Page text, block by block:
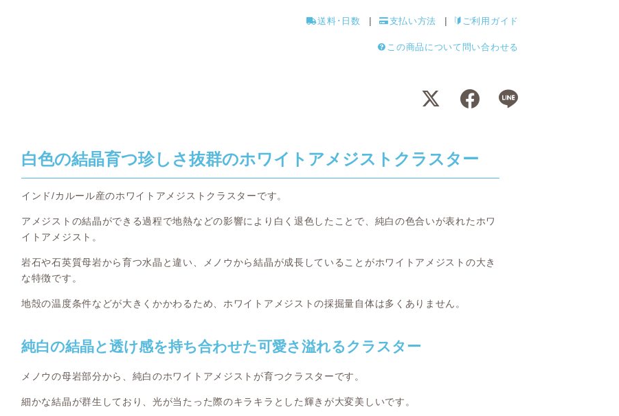
送料･日数 支払い方法 ご利用ガイド
この商品について問い合わせる
白色の結晶育つ珍しさ抜群のホワイトアメジストクラスター
インド/カルール産のホワイトアメジストクラスターです。
アメジストの結晶ができる過程で地熱などの影響により白く退色したことで、純白の色合いが表れたホワ
イトアメジスト。
岩石や石英質母岩から育つ水晶と違い、メノウから結晶が成長していることがホワイトアメジストの大き
な特徴です。
地殻の温度条件などが大きくかかわるため、ホワイトアメジストの採掘量自体は多くありません。
純白の結晶と透け感を持ち合わせた可愛さ溢れるクラスター
メノウの母岩部分から、純白のホワイトアメジストが育つクラスターです。
細かな結晶が群生しており、光が当たった際のキラキラとした輝きが大変美しいです。